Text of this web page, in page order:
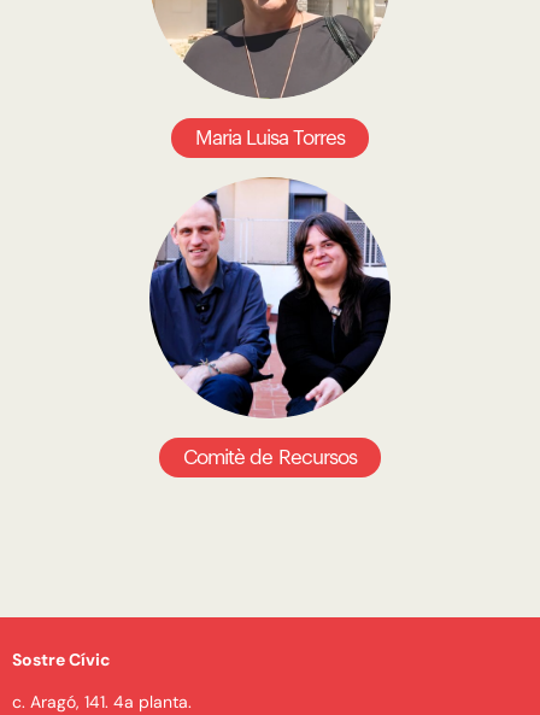
Maria Luisa Torres
Comitè de Recursos
Sostre Cívic
c. Aragó, 141. 4a planta.